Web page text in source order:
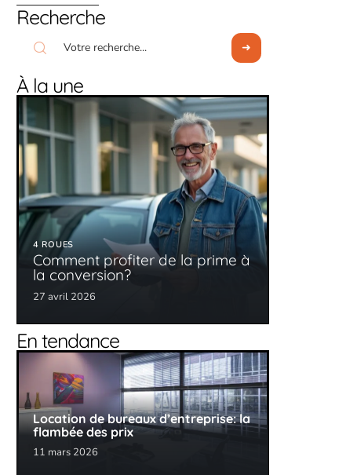
Recherche
À la une
4 ROUES
Comment profiter de la prime à
la conversion?
27 avril 2026
En tendance
Location de bureaux d’entreprise: la
flambée des prix
11 mars 2026